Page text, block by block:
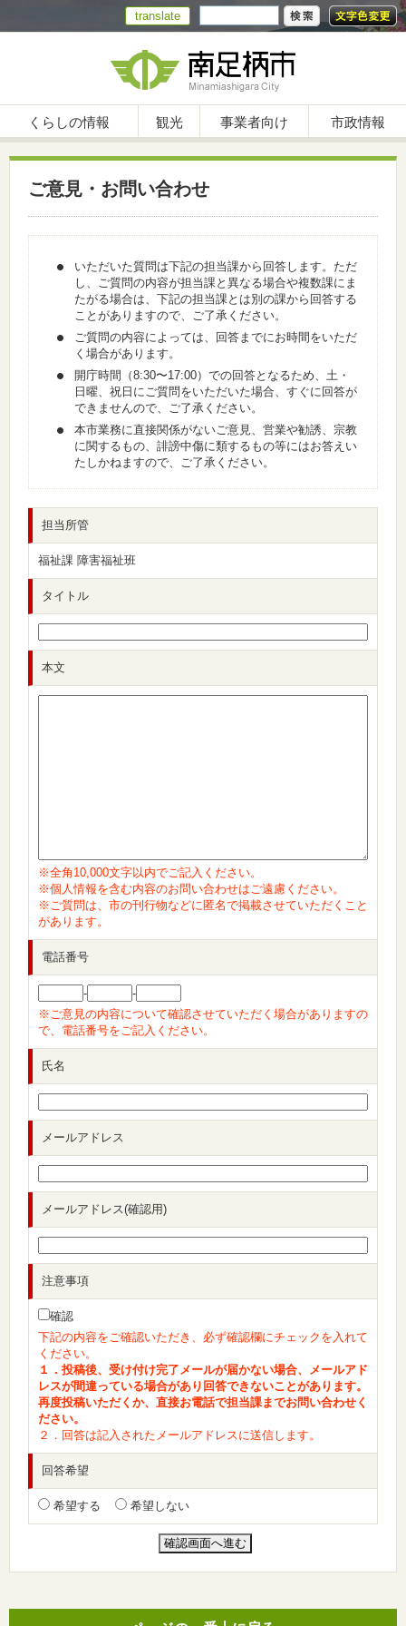
translate
くらしの情報 観光 事業者向け 市政情報
ご意見・お問い合わせ
いただいた質問は下記の担当課から回答します。ただ
し、ご質問の内容が担当課と異なる場合や複数課にま
たがる場合は、下記の担当課とは別の課から回答する
ことがありますので、ご了承ください。
ご質問の内容によっては、回答までにお時間をいただ
く場合があります。
開庁時間（8:30〜17:00）での回答となるため、土・
日曜、祝日にご質問をいただいた場合、すぐに回答が
できませんので、ご了承ください。
本市業務に直接関係がないご意見、営業や勧誘、宗教
に関するもの、誹謗中傷に類するもの等にはお答えい
たしかねますので、ご了承ください。
担当所管
福祉課 障害福祉班
タイトル
本文
※全角10,000文字以内でご記入ください。
※個人情報を含む内容のお問い合わせはご遠慮ください。
※ご質問は、市の刊行物などに匿名で掲載させていただくこと
があります。
電話番号
-
-
※ご意見の内容について確認させていただく場合がありますの
で、電話番号をご記入ください。
氏名
メールアドレス
メールアドレス(確認用)
注意事項
確認
下記の内容をご確認いただき、必ず確認欄にチェックを入れて
ください。
１．投稿後、受け付け完了メールが届かない場合、メールアド
レスが間違っている場合があり回答できないことがあります。
再度投稿いただくか、直接お電話で担当課までお問い合わせく
ださい。
２．回答は記入されたメールアドレスに送信します。
回答希望
希望する 希望しない